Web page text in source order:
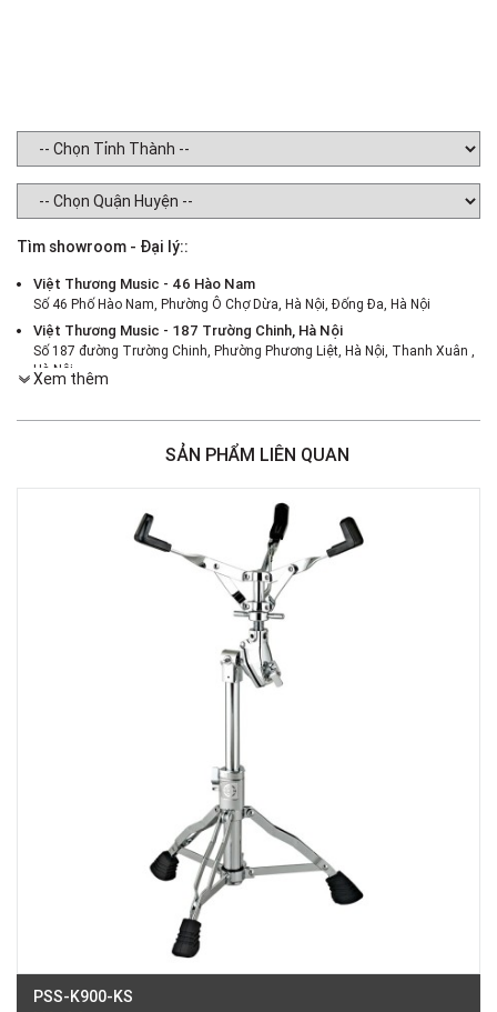
Tìm showroom - Đại lý::
Việt Thương Music - 46 Hào Nam
Số 46 Phố Hào Nam, Phường Ô Chợ Dừa, Hà Nội, Đống Đa, Hà Nội
Việt Thương Music - 187 Trường Chinh, Hà Nội
Số 187 đường Trường Chinh, Phường Phương Liệt, Hà Nội, Thanh Xuân ,
Hà Nội
386 Cách Mạng Tháng Tám, Phường Nhiêu Lộc, TPHCM, Quận 3, Hồ Chí
Việt Thương Music - 369 Điện Biên Phủ
Việt Thương Music - 180 Võ Thị Sáu
180B Võ Thị Sáu, Phường Xuân Hòa, TPHCM, Quận 3, Hồ Chí Minh
Việt Thương Music - Crescent Mall
6F-01 Tầng 6 Trung Tâm Thương Mại Crescent Mall, 101 Tôn Dật Tiên,
Phường Tân Mỹ, TPHCM, Quận 7, Hồ Chí Minh
Việt Thương Music - 49E Phan Đăng Lưu
49E Phan Đăng Lưu, Phường Bình Thạnh, TPHCM, Quận Bình Thạnh, Hồ
Việt Thương Music - Phường Gò Vấp
11 Đường số 3, Khu dân cư Cityland Park Hill, Phường Gò Vấp, TPHCM,
Việt Thương Music - 442 Lũy Bán Bích
442 Lũy Bán Bích, Phường Tân Phú, TPHCM, Quận Tân Phú, Hồ Chí Minh
Việt Thương Music - 12 Quốc Hương
Tầng G, Tòa nhà Thảo Điền Pearl, 12 Quốc Hương, Phường An Khánh,
TPHCM, Quận 2, Hồ Chí Minh
Việt Thương Music - 357 Cộng Hòa
357 Cộng Hòa, Phường Tân Bình, TPHCM, Quận Tân Bình, Hồ Chí Minh
Việt Thương Music - 6F Ngô Thời Nhiệm
6F Ngô Thời Nhiệm, Phường Xuân Hòa, TPHCM, Quận 3, Hồ Chí Minh
Việt Thương Music - Thanh Khê
344 Nguyễn Văn Linh, Phường Thanh Khê, Đà Nẵng, Thanh Khê, Đà Nẵng
Việt Thương Music - Vincom Lê Văn Việt
Xem thêm
SẢN PHẨM LIÊN QUAN
PSS-K900-KS